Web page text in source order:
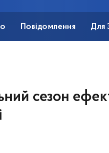
Повідомлення Для
сезон